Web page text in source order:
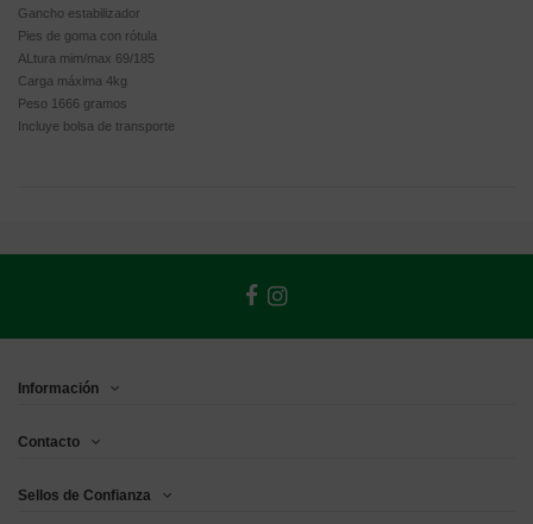
Gancho estabilizador
Pies de goma con rótula
ALtura mim/max 69/185
Carga máxima 4kg
Peso 1666 gramos
Incluye bolsa de transporte
Información
Contacto
Sellos de Confianza